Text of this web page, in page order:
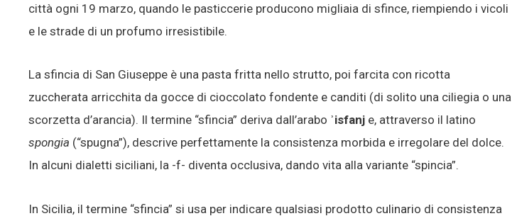
città ogni 19 marzo, quando le pasticcerie producono migliaia di sfince, riempiendo i vicoli
e le strade di un profumo irresistibile.
La sfincia di San Giuseppe è una pasta fritta nello strutto, poi farcita con ricotta
zuccherata arricchita da gocce di cioccolato fondente e canditi (di solito una ciliegia o una
scorzetta d’arancia). Il termine “sfincia” deriva dall’arabo ʾisfanj e, attraverso il latino
spongia (“spugna”), descrive perfettamente la consistenza morbida e irregolare del dolce.
In alcuni dialetti siciliani, la -f- diventa occlusiva, dando vita alla variante “spincia”.
In Sicilia, il termine “sfincia” si usa per indicare qualsiasi prodotto culinario di consistenza